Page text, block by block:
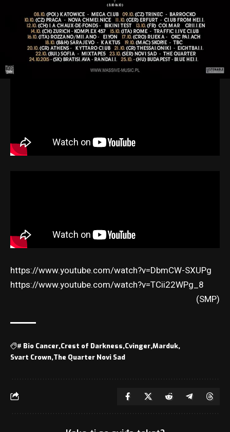
https://www.youtube.com/watch?v=DbmCW-SXUPg
https://www.youtube.com/watch?v=TCii22WPg_8
(SMP)
# Bio Cancer Crest of Darkness Cvinger Marduk
Svart Crown The Quarter Novi Sad